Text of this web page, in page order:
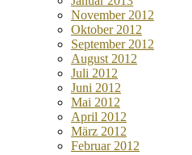
November 2012
Oktober 2012
September 2012
August 2012
Juli 2012
Juni 2012
Mai 2012
April 2012
März 2012
Februar 2012